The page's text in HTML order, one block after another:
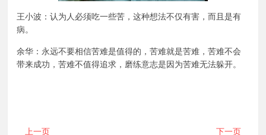
王小波：认为人必须吃一些苦，这种想法不仅有害，而且是有
病。
余华：永远不要相信苦难是值得的，苦难就是苦难，苦难不会
带来成功，苦难不值得追求，磨练意志是因为苦难无法躲开。
上一页 下一页